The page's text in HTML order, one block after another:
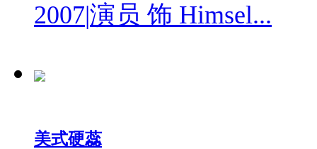
2007|演员 饰 Himsel...
美式硬蕊